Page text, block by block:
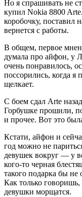
Но я спрашивать не
купил Nokia 8800
коробочку, поставил
вернется с работы.
В общем, первое
думала про айфон, у
очень понравилось,
поссорились, когда я
щелкает.
С боем сдал Arte
Горбушке прошили,
и прочее. Вот это
Кстати, айфон и
год можно не
девушек вокруг — у
кого-то черная
такого подарка бы не
Как только
девушки морщатся.